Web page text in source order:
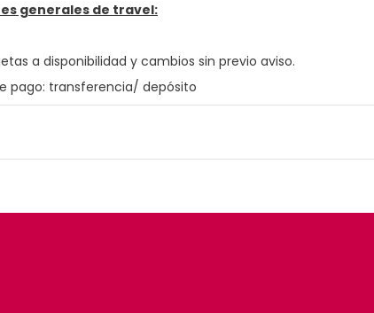
generales de travel:
a disponibilidad y cambios sin previo aviso.
pago: transferencia/ depósito